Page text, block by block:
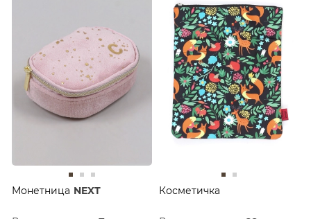
Монетница NEXT Косметичка